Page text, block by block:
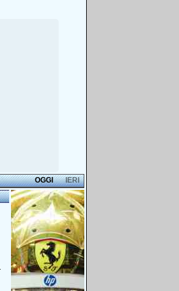
IERI
OGGI